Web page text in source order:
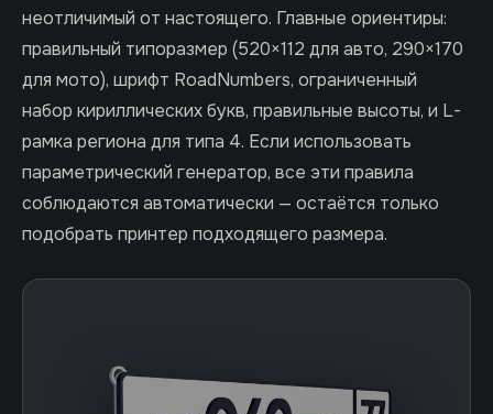
неотличимый от настоящего. Главные ориентиры:
правильный типоразмер (520×112 для авто, 290×170
для мото), шрифт RoadNumbers, ограниченный
набор кириллических букв, правильные высоты, и L-
рамка региона для типа 4. Если использовать
параметрический генератор, все эти правила
соблюдаются автоматически — остаётся только
подобрать принтер подходящего размера.